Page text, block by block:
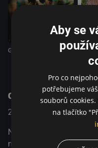
Gauguin
O pořadu
2022 Velká Británie /
Na ostrově ve
muž s bouřlivou náturou
Aby se
Pro co
potřebujeme
souborů
na tlačítko